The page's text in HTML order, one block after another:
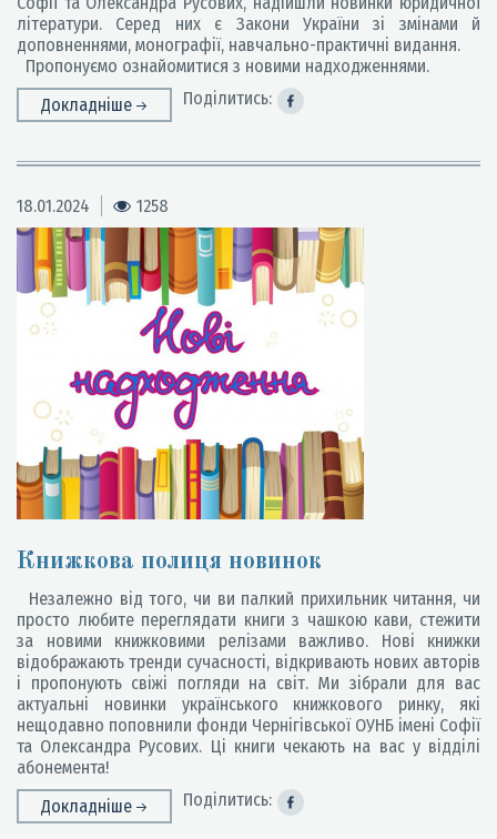
літератури. Серед них є Закони України зі змінами й
доповненнями, монографії, навчально-практичні видання.
Пропонуємо ознайомитися з новими надходженнями.
Докладніше
Поділитись:
18.01.2024 1258
Книжкова полиця новинок
Незалежно від того, чи ви палкий прихильник читання, чи
просто любите переглядати книги з чашкою кави, стежити
за новими книжковими релізами важливо. Нові книжки
відображають тренди сучасності, відкривають нових авторів
і пропонують свіжі погляди на світ. Ми зібрали для вас
актуальні новинки українського книжкового ринку, які
нещодавно поповнили фонди Чернігівської ОУНБ імені Софії
та Олександра Русових. Ці книги чекають на вас у відділі
абонемента!
Докладніше
Поділитись: